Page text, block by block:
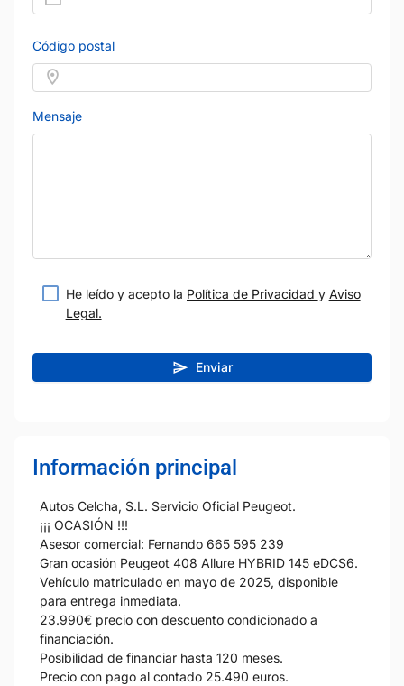
Código postal
Mensaje
He leído y acepto la Política de Privacidad y Aviso
Legal.
Enviar
Información principal
Autos Celcha, S.L. Servicio Oficial Peugeot.
¡¡¡ OCASIÓN !!!
Asesor comercial: Fernando 665 595 239
Gran ocasión Peugeot 408 Allure HYBRID 145 eDCS6.
Vehículo matriculado en mayo de 2025, disponible
para entrega inmediata.
23.990€ precio con descuento condicionado a
financiación.
Posibilidad de financiar hasta 120 meses.
Precio con pago al contado 25.490 euros.